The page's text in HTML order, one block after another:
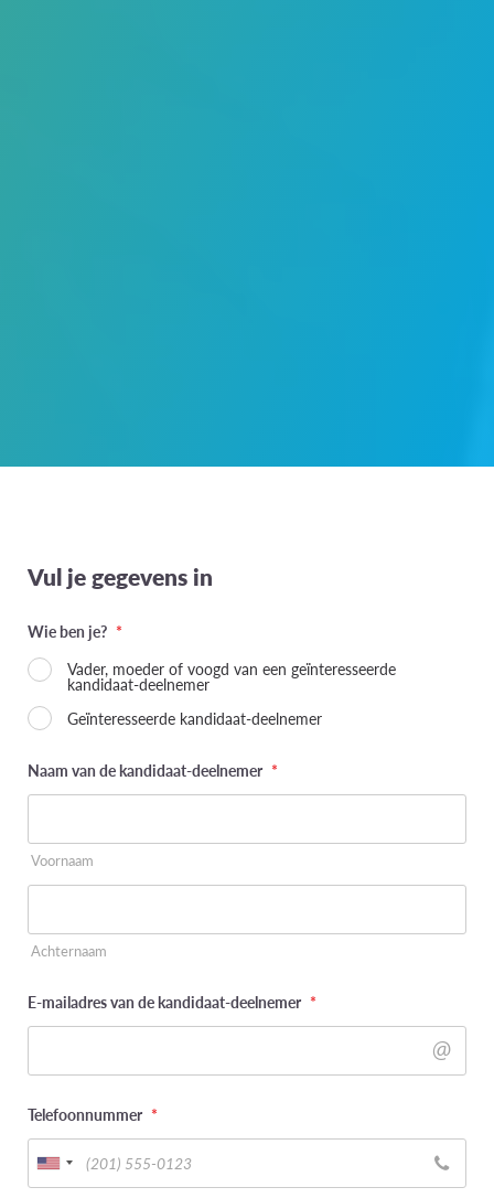
Vul je gegevens in
Wie ben je? *
Vader, moeder of voogd van een geïnteresseerde
kandidaat-deelnemer
Geïnteresseerde kandidaat-deelnemer
Naam van de kandidaat-deelnemer *
Voornaam
Achternaam
E-mailadres van de kandidaat-deelnemer *
Telefoonnummer *